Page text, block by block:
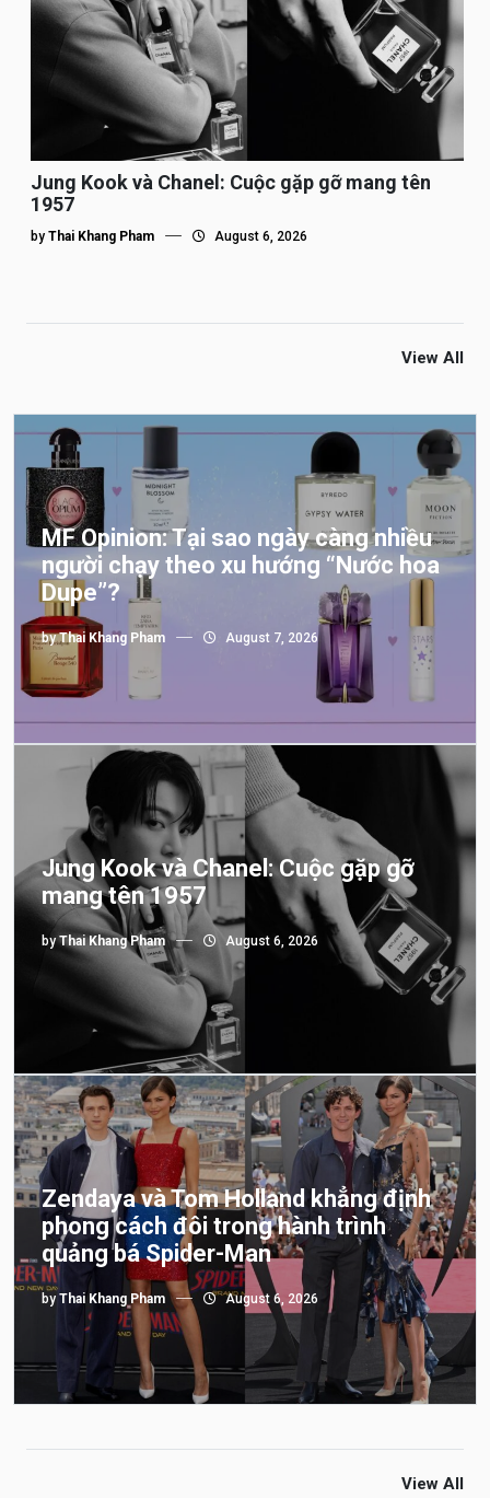
Jung Kook và Chanel: Cuộc gặp gỡ mang tên
1957
by Thai Khang Pham August 6, 2026
View All
MF Opinion: Tại sao ngày càng nhiều
người chạy theo xu hướng “Nước hoa
Dupe”?
byThai Khang Pham August 7, 2026
Jung Kook và Chanel: Cuộc gặp gỡ
mang tên 1957
byThai Khang Pham August 6, 2026
Zendaya và Tom Holland khẳng định
phong cách đôi trong hành trình
quảng bá Spider-Man
by Thai Khang Pham August 6, 2026
View All